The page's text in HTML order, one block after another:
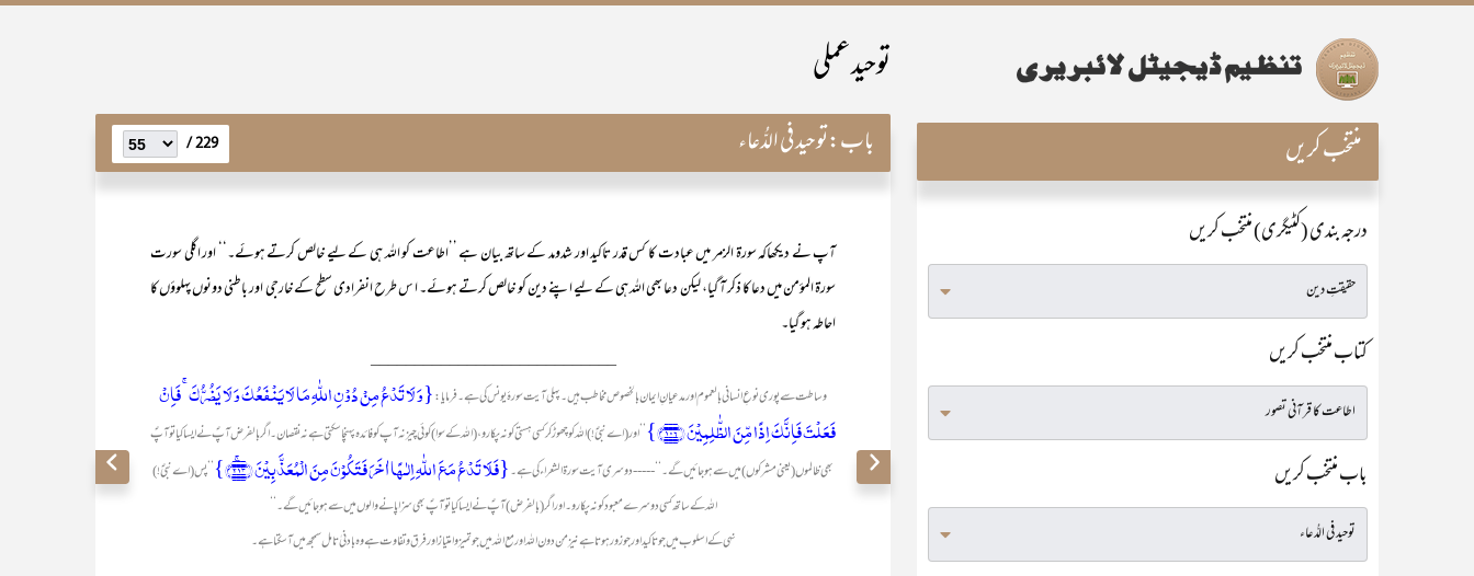
توحید عملی
باب:توحید فی الدُّعاء 229 /
آپ نے دیکھاکہ سورۃ الزمر میں عبادت کا کس قدر تاکید اور شدومد کے ساتھ بیان ہے ’’اطاعت کو اللہ ہی کے لیے خالص کرتے ہوئے۔‘‘ اور اگلی سورت
سورۃ المؤمن میں دعا کا ذکر آ گیا، لیکن دعا بھی اللہ ہی کے لیے اپنے دین کو خالص کرتے ہوئے۔ ا س طرح انفرادی سطح کے خارجی اور باطنی دونوں پہلوؤں کا
احاطہ ہو گیا۔
____________________________
وساطت سے پوری نوعِ انسانی بالعموم اور مدعیانِ ایمان بالخصوص مخاطب ہیں۔ پہلی آیت سورۂ یونس کی ہے۔ فرمایا:{وَ لَا تَدۡعُ مِنۡ دُوۡنِ اللّٰہِ مَا لَا یَنۡفَعُکَ وَ لَا یَضُرُّکَ ۚ فَاِنۡ
فَعَلۡتَ فَاِنَّکَ اِذًا مِّنَ الظّٰلِمِیۡنَ ﴿۱۰۶﴾}
’’اور (اے نبیؐ!) اللہ کو چھوڑ کر کسی ہستی کو نہ پکارو، (اللہ کے سوا) کوئی چیز نہ آپ کو فائدہ پہنچا سکتی ہے نہ نقصان۔ اگر بالفرض آپؐ نے ایسا کیا تو آپؐ
بھی ظالموں (یعنی مشرکوں) میں سے ہو جائیں گے۔‘‘-----دوسری آیت سورۃ الشعراء کی ہے۔{فَلَا تَدۡعُ مَعَ اللّٰہِ اِلٰـہًا اٰخَرَ فَتَکُوۡنَ مِنَ الۡمُعَذَّبِیۡنَ ﴿۲۱۳﴾ۚ}
’’پس (اے نبیؐ!)
اللہ کے ساتھ کسی دوسرے معبود کو نہ پکارو۔ اور اگر (بالفرض) آپؐ نے ایسا کیا تو آپؐ بھی سزا پانے والوں میں سے ہو جائیں گے۔‘‘
نہی کے اسلوب میں جو تاکید اور جو زور ہوتا ہے نیز من دون اللہ او رمع اللہ میں جو تمیز و امتیاز اور فرق و تفاوت ہے وہ بادنیٰ تامل سمجھ میں آ سکتا ہے۔
منتخب کریں
درجہ بندی (کٹیگری) منتخب کریں
کتاب منتخب کریں
باب منتخب کریں